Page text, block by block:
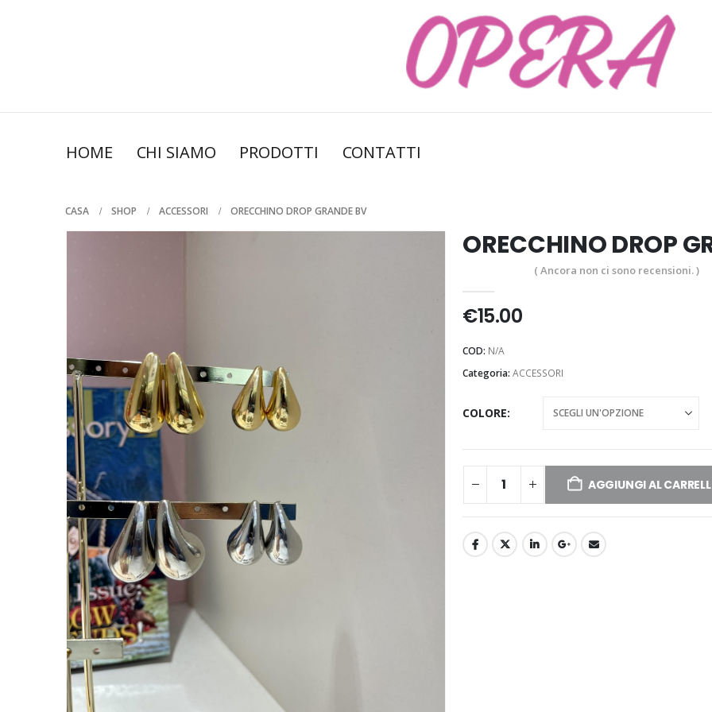
HOME CHI SIAMO PRODOTTI CONTATTI
CASA SHOP ACCESSORI ORECCHINO DROP GRANDE BV
ORECCHINO DROP
( Ancora non ci sono recensioni. )
€15.00
COD: N/A
Categoria: ACCESSORI
COLORE
AGGIUNGI AL